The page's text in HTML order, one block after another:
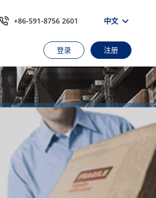
+86-591-8756 2601 中文
登录 注册